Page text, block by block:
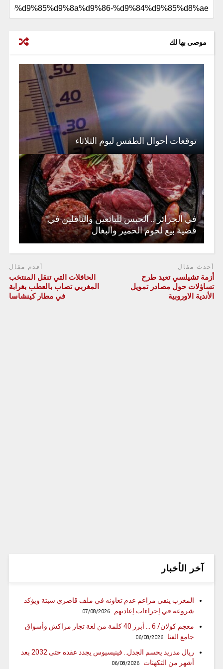
موصى بها لك
توقعات أحوال الطقس ليوم الثلاثاء
في الجزائر .. الحبس للبائعين والناقلين في
قضية بيع لحوم الحمير والبغال
أحدث مقال
أزمة تشيلسي تعيد طرح
تساؤلات حول مصادر تمويل
الأندية الاوروبية
أقدم مقال
الحافلات التي تنقل المنتخب
المغربي تصاب بالعطب بغرابة
في مطار كينشاسا
آخر الأخبار
المغرب ينفي مزاعم عدم تعاونه في ملف قاصري سبتة ويؤكد
شروعه في إجراءات إعادتهم
07/08/2026
معجم كولان/ 6 … أبرز 40 كلمة من لغة تجار مراكش وأسواق
جامع الفنا
06/08/2026
ريال مدريد يحسم الجدل.. فينيسيوس يجدد عقده حتى 2032 بعد
أشهر من التكهنات
06/08/2026